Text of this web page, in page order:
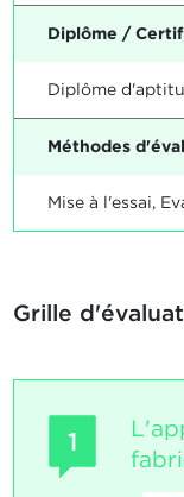
Diplôme /
Diplôme
Méthodes
Mise à l'essai,
Grille
1